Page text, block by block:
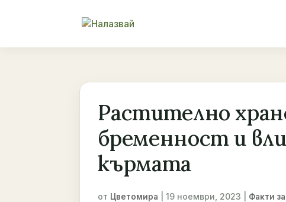
Растително
бременност и
кърмата
от Цветомира |19 ноември, 2023 Факти